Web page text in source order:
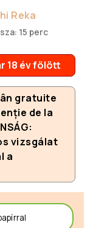
Reka
15 perc
18 év fölött
gratuite
de la
vizsgálat
a